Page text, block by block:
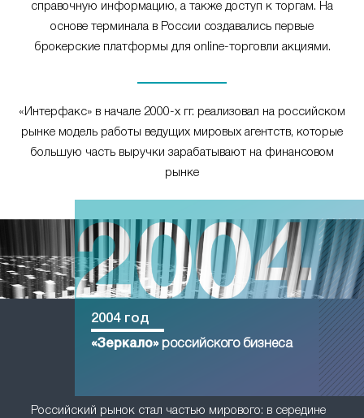
справочную информацию, а также доступ к торгам. На
основе терминала в России создавались первые
брокерские платформы для online-торговли акциями.
«Интерфакс» в начале 2000-х гг. реализовал на российском
рынке модель работы ведущих мировых агентств, которые
большую часть выручки зарабатывают на финансовом
рынке
Российский рынок стал частью мирового: в середине
2004 год
«Зеркало»российского бизнеса